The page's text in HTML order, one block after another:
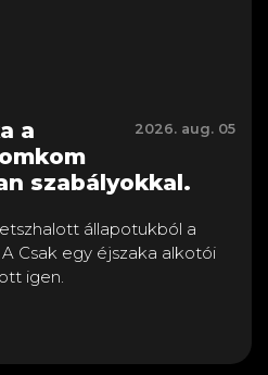
2026. aug. 05
a
szabályokkal.
állapotukból a
Csak egy éjszaka alkotói
igen.